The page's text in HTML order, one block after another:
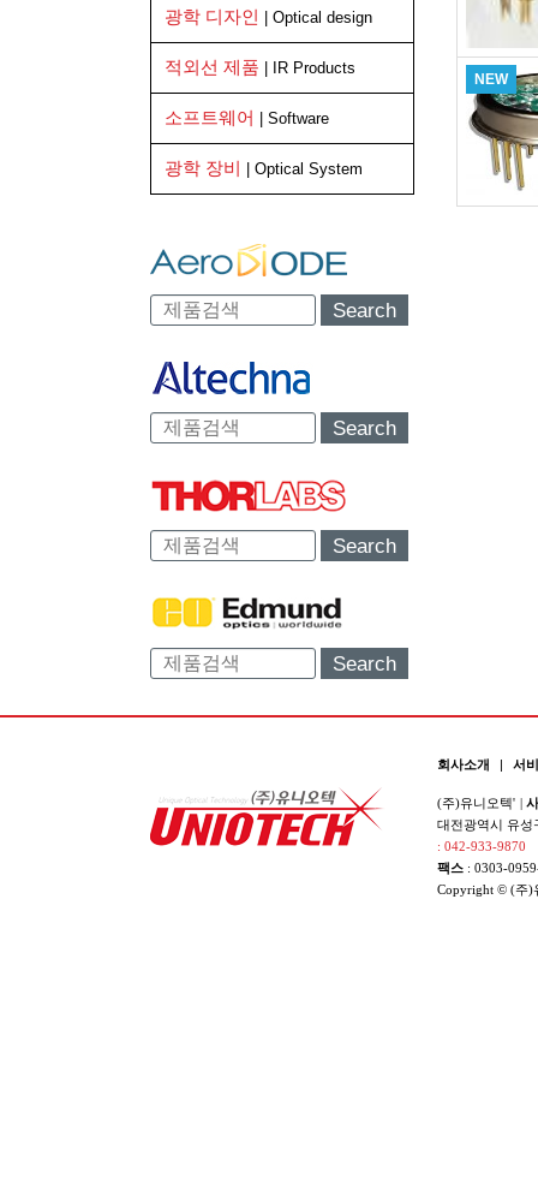
광학 디자인 | Optical design
적외선 제품 | IR Products
소프트웨어 | Software
광학 장비 | Optical System
Search
Search
Search
Search
NEW
회사소개 | 서
(주)유니오텍' |
대전광역시 유성
: 042-933-9870
팩스 : 0303-
Copyright © (주)